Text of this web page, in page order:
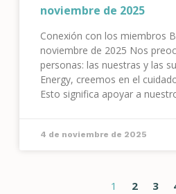
noviembre de 2025
Conexión con los miembros
noviembre de 2025 Nos
personas: las nuestras y las
Energy, creemos en el
Esto significa apoyar a
4 de noviembre de 2025
1 2 3